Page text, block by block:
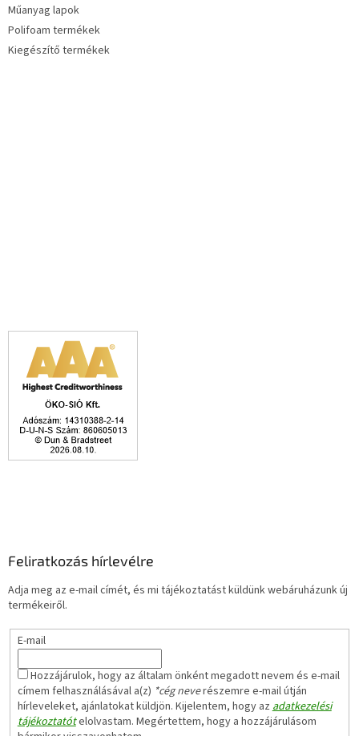
Műanyag lapok
Polifoam termékek
Kiegészítő termékek
Feliratkozás hírlevélre
Adja meg az e-mail címét, és mi tájékoztatást küldünk webáruházunk új
termékeiről.
E-mail
Hozzájárulok, hogy az általam önként megadott nevem és e-mail
címem felhasználásával a(z) *cég neverészemre e-mail útján
hírleveleket, ajánlatokat küldjön. Kijelentem, hogy azadatkezelési
tájékoztatótelolvastam. Megértettem, hogy a hozzájárulásom